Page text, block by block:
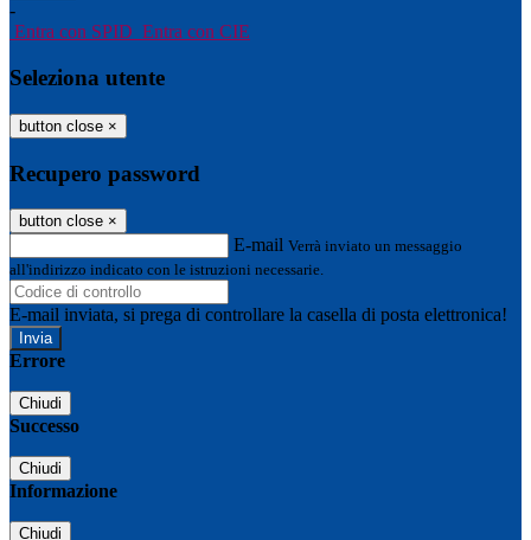
-
Entra con SPID Entra con CIE
Seleziona utente
button close ×
Recupero password
button close ×
E-mail Verrà inviato un messaggio
all'indirizzo indicato con le istruzioni necessarie.
E-mail inviata, si prega di controllare la casella di posta elettronica!
Errore
Chiudi
Successo
Chiudi
Informazione
Chiudi